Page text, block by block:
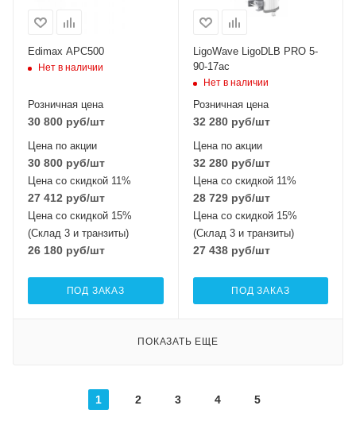
Edimax APC500
Нет в наличии
Розничная цена
30 800 руб/шт
Цена по акции
30 800 руб/шт
Цена со скидкой 11%
27 412 руб/шт
Цена со скидкой 15%
(Склад 3 и транзиты)
26 180 руб/шт
ПОД ЗАКАЗ
LigoWave LigoDLB PRO 5-
90-17ac
Нет в наличии
Розничная цена
32 280руб/шт
Цена по акции
32 280руб/шт
Цена со скидкой 11%
28 729руб/шт
Цена со скидкой 15%
(Склад 3 и транзиты)
27 438руб/шт
ПОД ЗАКАЗ
ПОКАЗАТЬ ЕЩЕ
1 2 3 4 5